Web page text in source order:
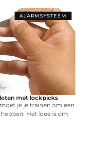
ALARMSYSTEEM
met lockpicks
je je trainen om een
Het idee is om